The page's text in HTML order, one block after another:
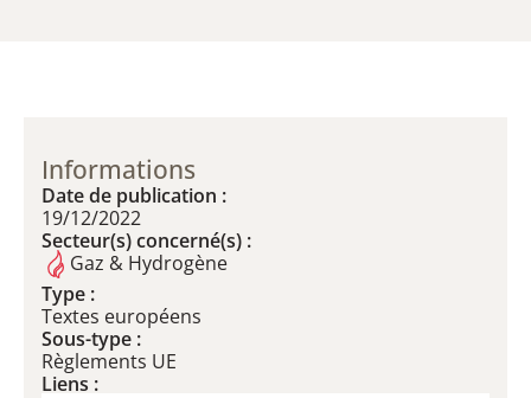
Informations
Date de publication :
19/12/2022
Secteur(s) concerné(s) :
Gaz & Hydrogène
Type :
Textes européens
Sous-type :
Règlements UE
Liens :